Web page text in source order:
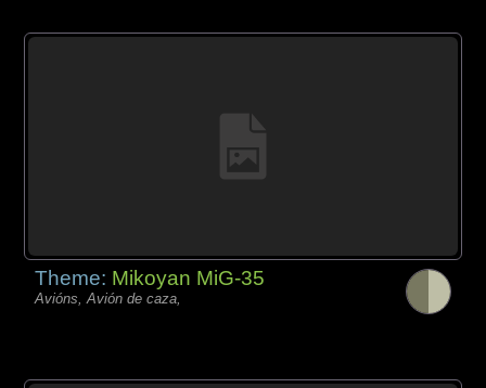
Theme: Mikoyan MiG-35
Avións, Avión de caza,